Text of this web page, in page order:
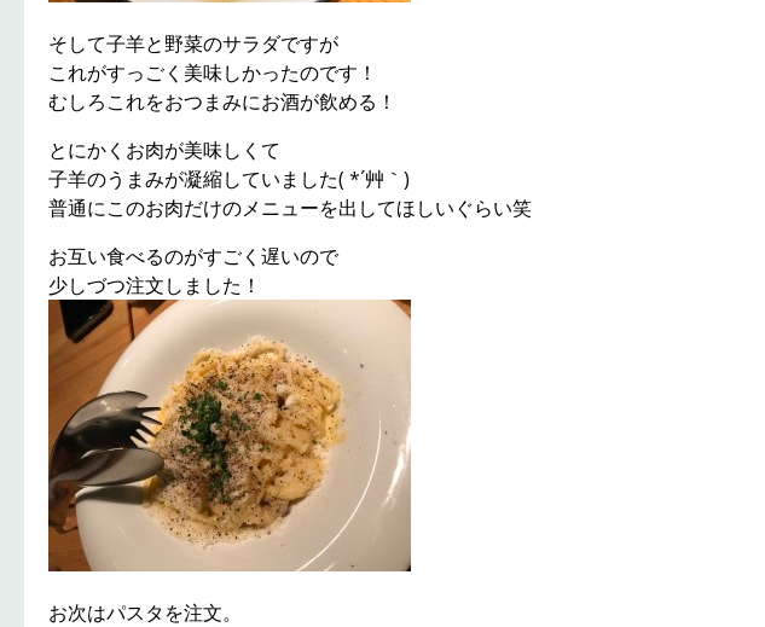
そして子羊と野菜のサラダですが
これがすっごく美味しかったのです！
むしろこれをおつまみにお酒が飲める！
とにかくお肉が美味しくて
子羊のうまみが凝縮していました( *´艸｀)
普通にこのお肉だけのメニューを出してほしいぐらい笑
お互い食べるのがすごく遅いので
少しづつ注文しました！
お次はパスタを注文。